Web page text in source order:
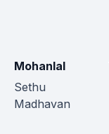
Mohanlal
Sethu
Madhavan